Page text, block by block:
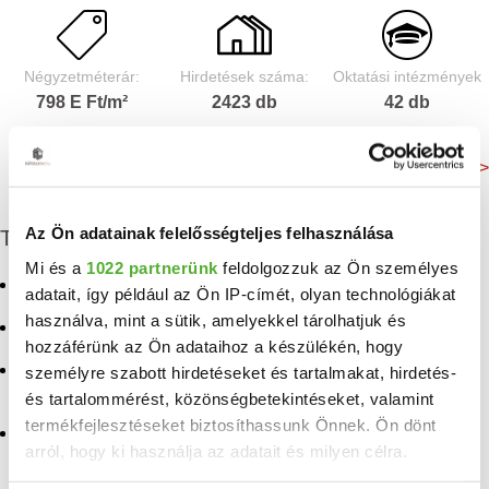
Az Ön adatainak felelősségteljes felhasználása
Mi és a 1022 partnerünk feldolgozzuk az Ön személyes
adatait, így például az Ön IP-címét, olyan technológiákat
használva, mint a sütik, amelyekkel tárolhatjuk és
hozzáférünk az Ön adataihoz a készülékén, hogy
személyre szabott hirdetéseket és tartalmakat, hirdetés-
és tartalommérést, közönségbetekintéseket, valamint
termékfejlesztéseket biztosíthassunk Önnek. Ön dönt
arról, hogy ki használja az adatait és milyen célra.
Négyzetméterár:
798 E Ft/m²
Hirdetések száma:
2423 db
Oktatási intézmények
42 db
Még több adat >
További eladó ingatlanok
Eladó telek Nyíregyháza
Eladó nyaraló Nyíregyháza
Eladó mezogazdasagi
ingatlan Nyíregyháza
Eladó telek, nyaraló,
mezogazdasagi ingatlan
Eladó ingatlan Nyírkarász
Eladó ingatlan
Tiszanagyfalu
Eladó ingatlan Tiszabercel
Eladó ingatlan Balsa